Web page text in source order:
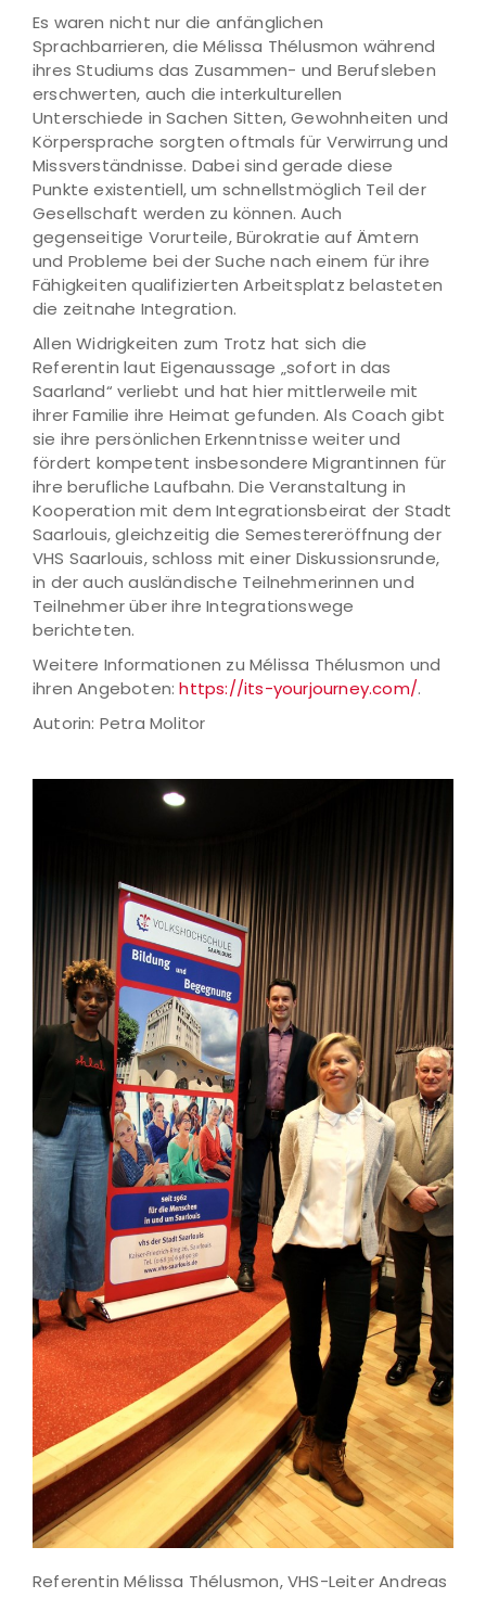
Es waren nicht nur die anfänglichen
Sprachbarrieren, die Mélissa Thélusmon während
ihres Studiums das Zusammen- und Berufsleben
erschwerten, auch die interkulturellen
Unterschiede in Sachen Sitten, Gewohnheiten und
Körpersprache sorgten oftmals für Verwirrung und
Missverständnisse. Dabei sind gerade diese
Punkte existentiell, um schnellstmöglich Teil der
Gesellschaft werden zu können. Auch
gegenseitige Vorurteile, Bürokratie auf Ämtern
und Probleme bei der Suche nach einem für ihre
Fähigkeiten qualifizierten Arbeitsplatz belasteten
die zeitnahe Integration.
Allen Widrigkeiten zum Trotz hat sich die
Referentin laut Eigenaussage „sofort in das
Saarland“ verliebt und hat hier mittlerweile mit
ihrer Familie ihre Heimat gefunden. Als Coach gibt
sie ihre persönlichen Erkenntnisse weiter und
fördert kompetent insbesondere Migrantinnen für
ihre berufliche Laufbahn. Die Veranstaltung in
Kooperation mit dem Integrationsbeirat der Stadt
Saarlouis, gleichzeitig die Semestereröffnung der
VHS Saarlouis, schloss mit einer Diskussionsrunde,
in der auch ausländische Teilnehmerinnen und
Teilnehmer über ihre Integrationswege
berichteten.
Weitere Informationen zu Mélissa Thélusmon und
ihren Angeboten:https://its-yourjourney.com/.
Autorin: Petra Molitor
Referentin Mélissa Thélusmon, VHS-Leiter Andreas